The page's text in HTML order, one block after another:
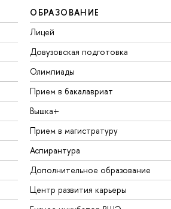
ОБРАЗОВАНИЕ
Лицей
Довузовская подготовка
Олимпиады
Прием в бакалавриат
Вышка+
Прием в магистратуру
Аспирантура
Дополнительное образование
Центр развития карьеры